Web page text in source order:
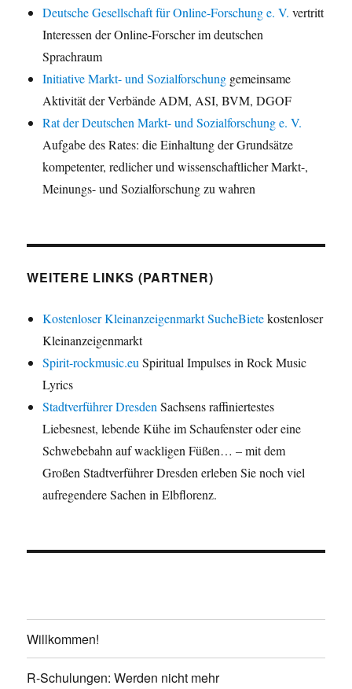
Deutsche Gesellschaft für Online-Forschung e. V. vertritt
Interessen der Online-Forscher im deutschen
Sprachraum
Initiative Markt- und Sozialforschung gemeinsame
Aktivität der Verbände ADM, ASI, BVM, DGOF
Rat der Deutschen Markt- und Sozialforschung e. V.
Aufgabe des Rates: die Einhaltung der Grundsätze
kompetenter, redlicher und wissenschaftlicher Markt-,
Meinungs- und Sozialforschung zu wahren
WEITERE LINKS (PARTNER)
Kostenloser Kleinanzeigenmarkt SucheBietekostenloser
Kleinanzeigenmarkt
Spirit-rockmusic.euSpiritual Impulses in Rock Music
Lyrics
Stadtverführer DresdenSachsens raffiniertestes
Liebesnest, lebende Kühe im Schaufenster oder eine
Schwebebahn auf wackligen Füßen… – mit dem
Großen Stadtverführer Dresden erleben Sie noch viel
aufregendere Sachen in Elbflorenz.
Willkommen!
R-Schulungen: Werden nicht mehr